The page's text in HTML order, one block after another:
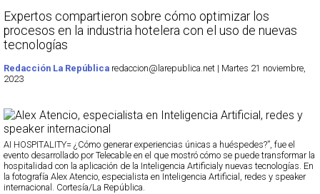
Expertos compartieron sobre cómo optimizar los
procesos en la industria hotelera con el uso de nuevas
tecnologías
Redacción La República redaccion@larepublica.net | Martes 21 noviembre,
2023
AI HOSPITALITY= ¿Cómo generar experiencias únicas a huéspedes?”, fue el
evento desarrollado por Telecable en el que mostró cómo se puede transformar la
hospitalidad con la aplicación de la Inteligencia Artificialy nuevas tecnologías. En
la fotografía Alex Atencio, especialista en Inteligencia Artificial, redes y speaker
internacional. Cortesía/La República.